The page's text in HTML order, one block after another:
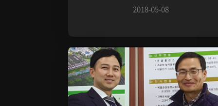
2018-05-08